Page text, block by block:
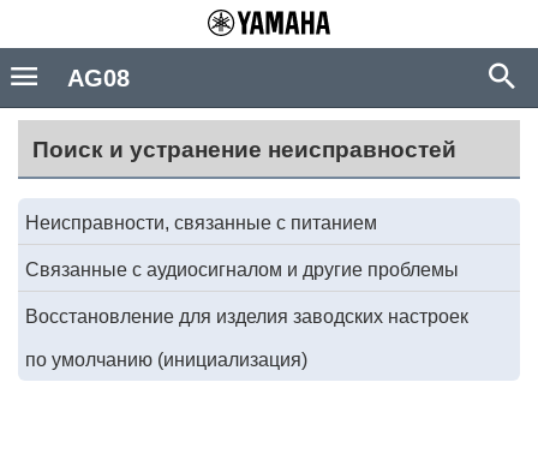
Поиск и устранение неисправностей
Неисправности, связанные с питанием
Связанные с аудиосигналом и другие проблемы
Восстановление для изделия заводских настроек
по умолчанию (инициализация)
AG08